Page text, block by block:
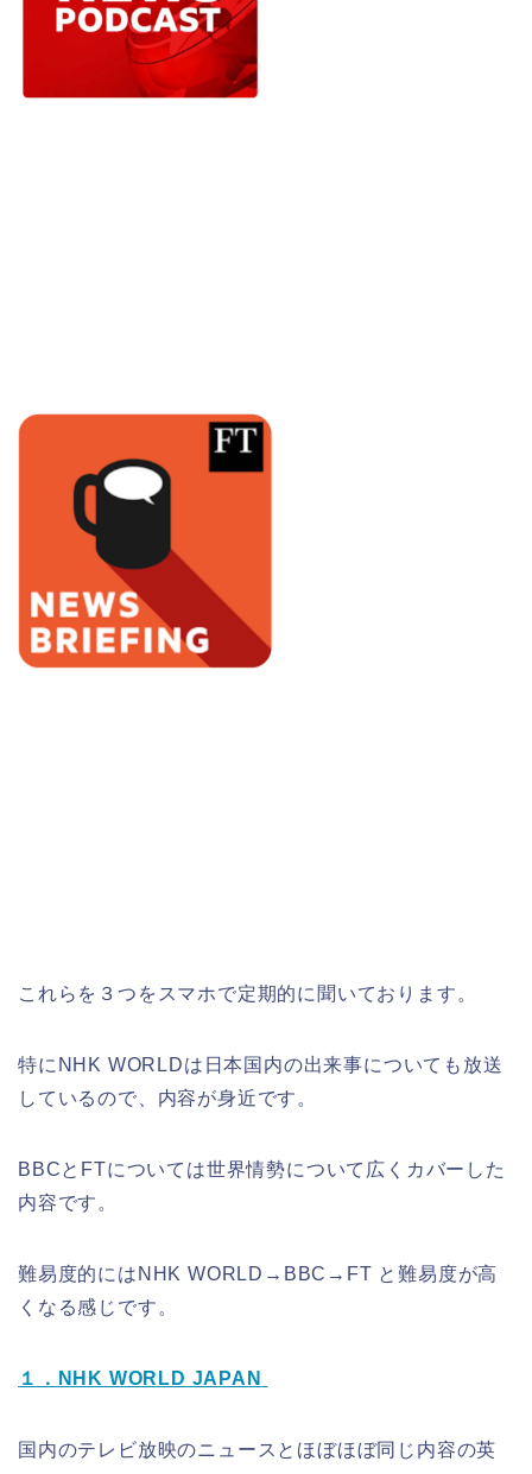
これらを３つをスマホで定期的に聞いております。
特にNHK WORLDは日本国内の出来事についても放送
しているので、内容が身近です。
BBCとFTについて は世界情勢について広くカバーした
内容です。
難易度的にはNHK WORLD→BBC→FT と難易度が高
くなる感じです。
１．NHK WORLD JAPAN
国内のテレビ放映のニュースとほぼほぼ同じ内容の英